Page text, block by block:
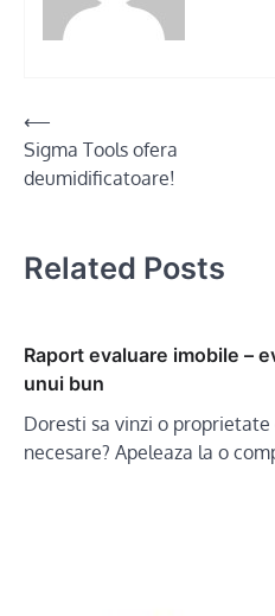
Post
navigation
⟵
Sigma Tools ofera
deumidificatoare!
Related Posts
Raport evaluare imobile –
unui bun
Doresti sa vinzi o
necesare? Apeleaza la o